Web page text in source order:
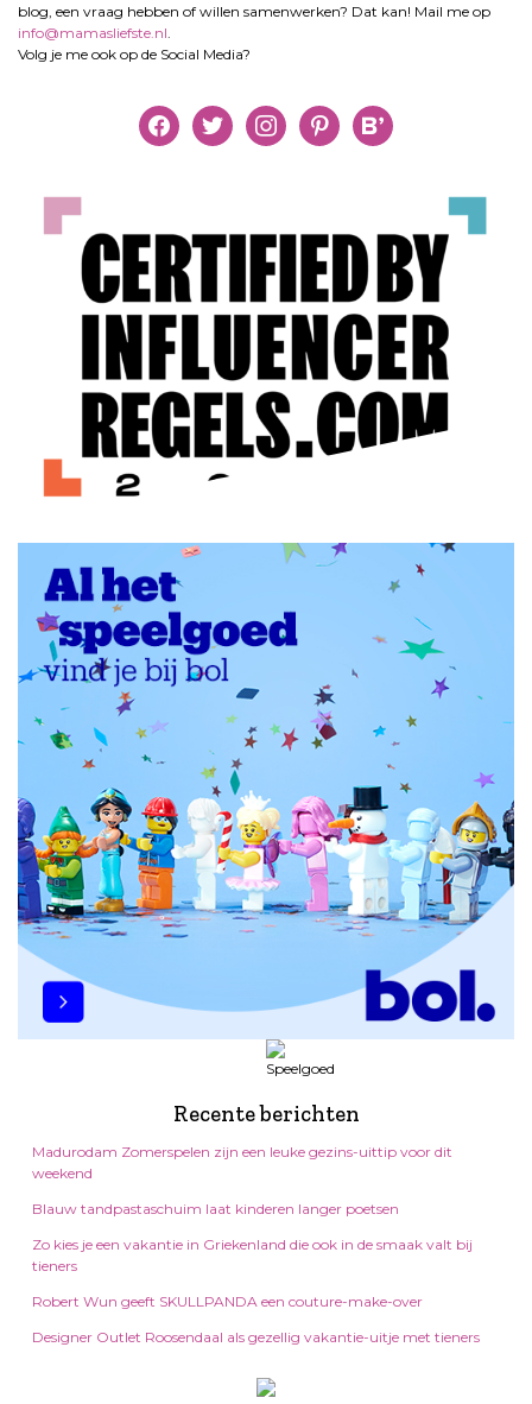
blog, een vraag hebben of willen samenwerken? Dat kan! Mail me op
info@mamasliefste.nl
Volg je me ook op de Social Media?
facebooktwitter instagrampinterestbloglovin
Recente berichten
Madurodam Zomerspelen zijn een leuke gezins-uittip voor dit
weekend
Blauw tandpastaschuim laat kinderen langer poetsen
Zo kies je een vakantie in Griekenland die ook in de smaak valt bij
tieners
Robert Wun geeft SKULLPANDA een couture-make-over
Designer Outlet Roosendaal als gezellig vakantie-uitje met tieners